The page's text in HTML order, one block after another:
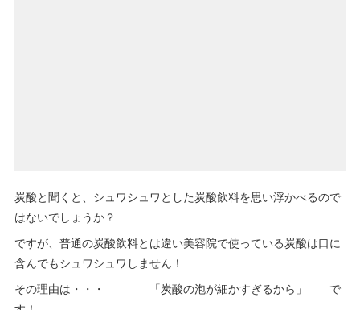
炭酸と聞くと、シュワシュワとした炭酸飲料を思い浮かべるので
はないでしょうか？
ですが、普通の炭酸飲料とは違い美容院で使っている炭酸は口に
含んでもシュワシュワしません！
その理由は・・・ 「炭酸の泡が細かすぎるから」 で